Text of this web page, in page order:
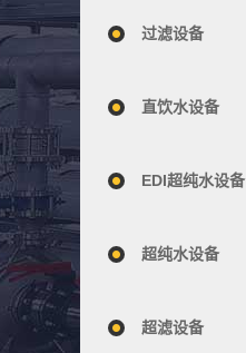
过滤设备
直饮水设备
EDI超纯水设备
超纯水设备
超滤设备